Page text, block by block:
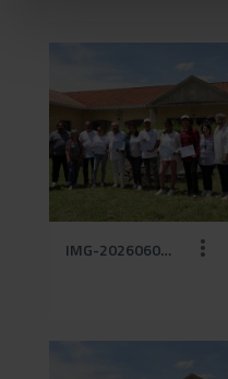
IMG-20260601-WA0038 (3).jpg